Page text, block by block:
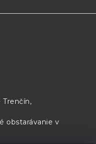
Trenčín,
obstarávanie v